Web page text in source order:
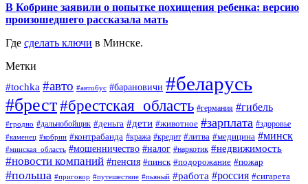
В Кобрине заявили о попытке похищения ребенка: версию
произошедшего рассказала мать
Где сделать ключи в Минске.
Метки
#tochka #авто #автобус #барановичи #беларусь
#брест#брестская_область #германия #гибель
#гродно #дальнобойщик #деньга #дети #животное #зарплата #здоровье
#каменец #кобрин #контрабанда #кража #кредит #литва #медицина #минск
#минская_область #мошенничество #налог #наркотик #недвижимость
#новости компаний #пенсия #пинск #подорожание #пожар
#польша #приговор #путешествие #пьяный #работа #россия #сигарета